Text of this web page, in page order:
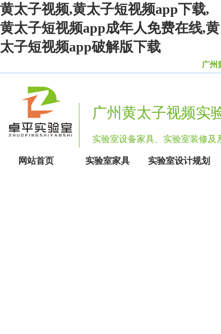
黄太子视频,黄太子短视频app下载,
黄太子短视频app成年人免费在线,黄
太子短视频app破解版下载
广州
广州黄太子视频实
实验室设备家具、实验室装修
网站首页 实验室家具 实验室设计规划